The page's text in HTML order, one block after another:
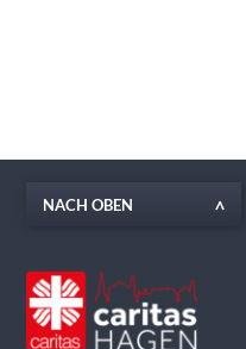
NACH OBEN